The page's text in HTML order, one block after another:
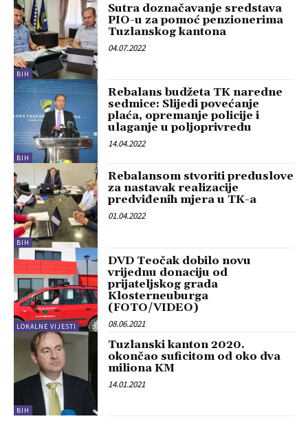
BIH
Sutra doznačavanje sredstava
PIO-u za pomoć penzionerima
Tuzlanskog kantona
04.07.2022
BIH
Rebalans budžeta TK naredne
sedmice: Slijedi povećanje
plaća, opremanje policije i
ulaganje u poljoprivredu
14.04.2022
BIH
Rebalansom stvoriti preduslove
za nastavak realizacije
predviđenih mjera u TK-a
01.04.2022
LOKALNE VIJESTI
DVD Teočak dobilo novu
vrijednu donaciju od
prijateljskog grada
Klosterneuburga
(FOTO/VIDEO)
08.06.2021
BIH
Tuzlanski kanton 2020.
okončao suficitom od oko dva
miliona KM
14.01.2021